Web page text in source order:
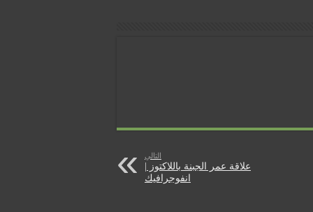
التالي
علاقة عمر الجبنة باللاكتوز |
انفوجرافيك